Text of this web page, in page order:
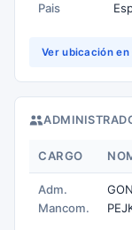
Pais
Ver ubicación
CARGO
Adm.
Mancom.